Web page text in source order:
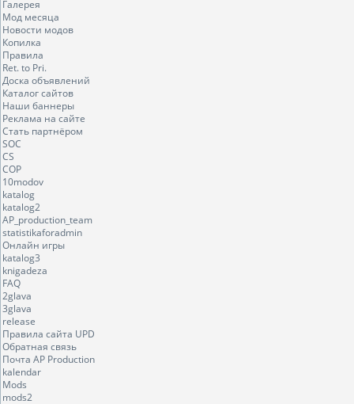
Галерея
Мод месяца
Новости модов
Копилка
Правила
Ret. to Pri.
Доска объявлений
Каталог сайтов
Наши баннеры
Реклама на сайте
Стать партнёром
SOC
CS
COP
10modov
katalog
katalog2
AP_production_team
statistikaforadmin
Онлайн игры
katalog3
knigadeza
FAQ
2glava
3glava
release
Правила сайта UPD
Обратная связь
Почта AP Production
kalendar
Mods
mods2